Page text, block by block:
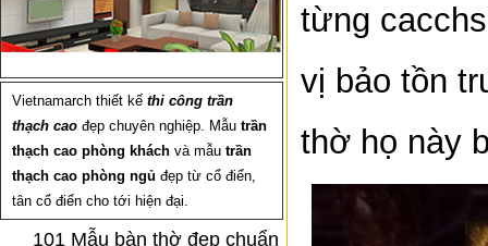
Vietnamarch thiết kế thi công trần
thạch cao đẹp chuyên nghiệp. Mẫu trần
thạch cao phòng khách và mẫu trần
thạch cao phòng ngủ đẹp từ cổ điển,
tân cổ điển cho tới hiện đại.
101 Mẫu bàn thờ đẹp chuẩn
từng
vị bảo tồn
thờ họ này